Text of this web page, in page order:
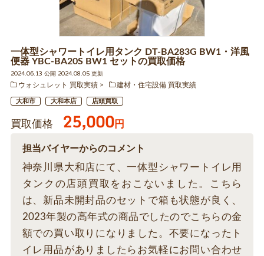
一体型シャワートイレ用タンク DT-BA283G BW1・洋風
便器 YBC-BA20S BW1 セットの買取価格
2024.06.13 公開 2024.08.05 更新
ウォシュレット 買取実績
建材・住宅設備 買取実績
大和市 大和本店 店頭買取
買取価格 25,000円
担当バイヤーからのコメント
神奈川県大和店にて、一体型シャワートイレ用
タンクの店頭買取をおこないました。こちら
は、新品未開封品のセットで箱も状態が良く、
2023年製の高年式の商品でしたのでこちらの金
額での買い取りになりました。不要になったト
イレ用品がありましたらお気軽にお問い合わせ